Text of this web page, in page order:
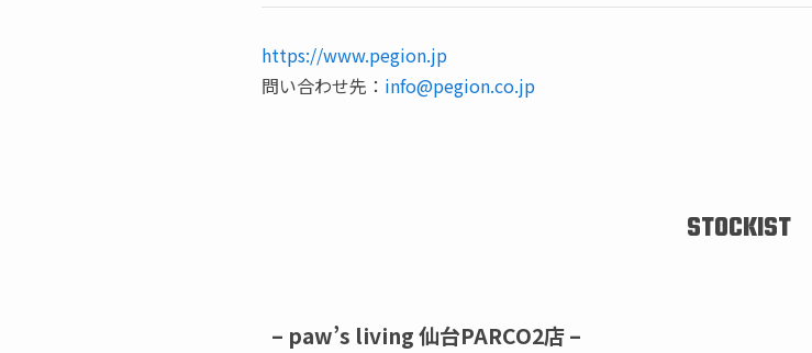
https://www.pegion.jp
問い合わせ先： info@pegion.co.jp
STOCKIST
– paw’s living 仙台PARCO2店 –